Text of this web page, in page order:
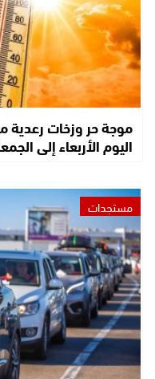
موجة حر وزخات رعدية
اليوم الأربعاء إلى
مستجدات